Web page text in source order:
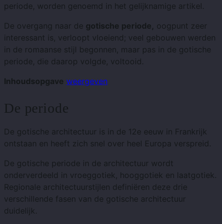
periode, worden genoemd in het gelijknamige artikel.
De overgang naar de gotische periode, oogpunt zeer
interessant is, verloopt vloeiend; veel gebouwen werden
in de romaanse stijl begonnen, maar pas in de gotische
periode, die daarop volgde, voltooid.
Inhoudsopgave weergeven
De periode
De gotische architectuur is in de 12e eeuw in Frankrijk
ontstaan ​​en heeft zich snel over heel Europa verspreid.
De gotische periode in de architectuur wordt
onderverdeeld in vroeggotiek, hooggotiek en laatgotiek.
Regionale architectuurstijlen definiëren deze drie
verschillende fasen van de gotische architectuur
duidelijk.